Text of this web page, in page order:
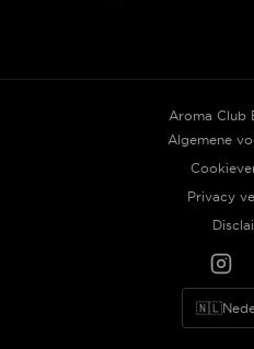
Aroma Club
Algemene
Privacy
🇳🇱